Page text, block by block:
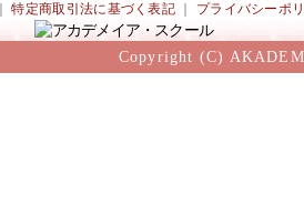
｜特定商取引法に基づく表記 プライバシーポ
Copyright (C)